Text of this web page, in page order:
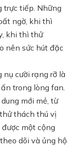
trực tiếp. Những
ngờ, khi thì
khi thì thử
nên sức hút đặc
nụ cười rạng rỡ là
trong lòng fan.
mới mẻ, từ
thách thú vị
một cộng
dõi và ủng hộ